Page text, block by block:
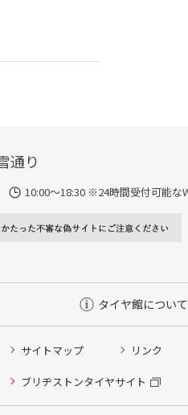
通り
10:00～18:30 ※24時間受付可能な
タイヤ館について
サイトマップ リンク
ブリヂストンタイヤサイト
点検/タイヤ履き替え/オイル交換/その
専用タイヤ履き替え※タイヤ履き替
え順番待ち予約 ※クローク契約会員